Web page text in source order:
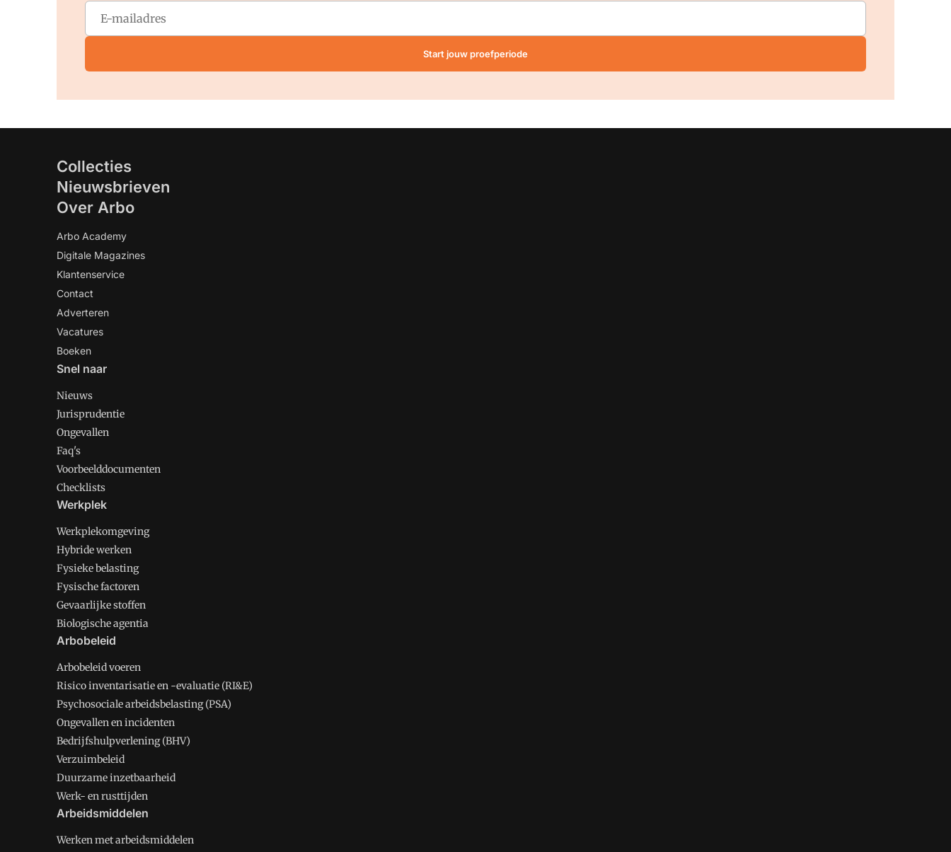
Start jouw proefperiode
Collecties
Nieuwsbrieven
Over Arbo
Arbo Academy
Digitale Magazines
Klantenservice
Contact
Adverteren
Vacatures
Boeken
Snel naar
Nieuws
Jurisprudentie
Ongevallen
Faq's
Voorbeelddocumenten
Checklists
Werkplek
Werkplekomgeving
Hybride werken
Fysieke belasting
Fysische factoren
Gevaarlijke stoffen
Biologische agentia
Arbobeleid
Arbobeleid voeren
Risico inventarisatie en -evaluatie (RI&E)
Psychosociale arbeidsbelasting (PSA)
Ongevallen en incidenten
Bedrijfshulpverlening (BHV)
Verzuimbeleid
Duurzame inzetbaarheid
Werk- en rusttijden
Arbeidsmiddelen
Werken met arbeidsmiddelen